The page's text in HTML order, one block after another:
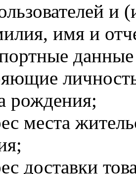
и
имя и
рождения;
места
доставки